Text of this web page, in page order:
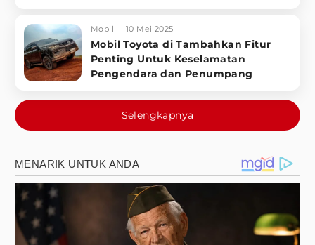
Mobil 10 Mei 2025
Mobil Toyota di Tambahkan Fitur
Penting Untuk Keselamatan
Pengendara dan Penumpang
Selengkapnya